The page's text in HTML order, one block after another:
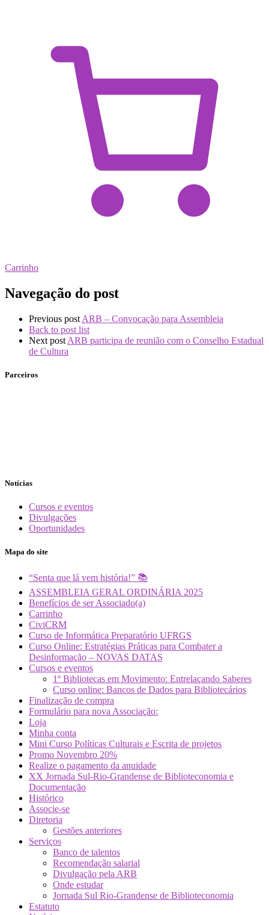
Carrinho
Navegação do post
Previous post ARB – Convocação para Assembleia
Back to post list
Next post ARB participa de reunião com o Conselho Estadual
de Cultura
Parceiros
Notícias
Cursos e eventos
Divulgações
Oportunidades
Mapa do site
“Senta que lá vem história!” 📚
ASSEMBLEIA GERAL ORDINÁRIA 2025
Benefícios de ser Associado(a)
Carrinho
CiviCRM
Curso de Informática Preparatório UFRGS
Curso Online: Estratégias Práticas para Combater a
Desinformação – NOVAS DATAS
Cursos e eventos
1º Bibliotecas em Movimento: Entrelaçando Saberes
Curso online: Bancos de Dados para Bibliotecários
Finalização de compra
Formulário para nova Associação:
Loja
Minha conta
Mini Curso Políticas Culturais e Escrita de projetos
Promo Novembro 20%
Realize o pagamento da anuidade
XX Jornada Sul-Rio-Grandense de Biblioteconomia e
Documentação
Histórico
Associe-se
Diretoria
Gestões anteriores
Serviços
Banco de talentos
Recomendação salarial
Divulgação pela ARB
Onde estudar
Jornada Sul Rio-Grandense de Biblioteconomia
Estatuto